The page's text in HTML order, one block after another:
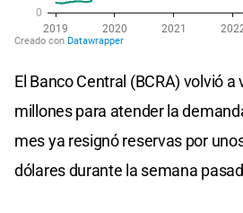
El Banco Central (BCRA) volvió
millones para atender la
mes ya resignó reservas por
dólares durante la semana